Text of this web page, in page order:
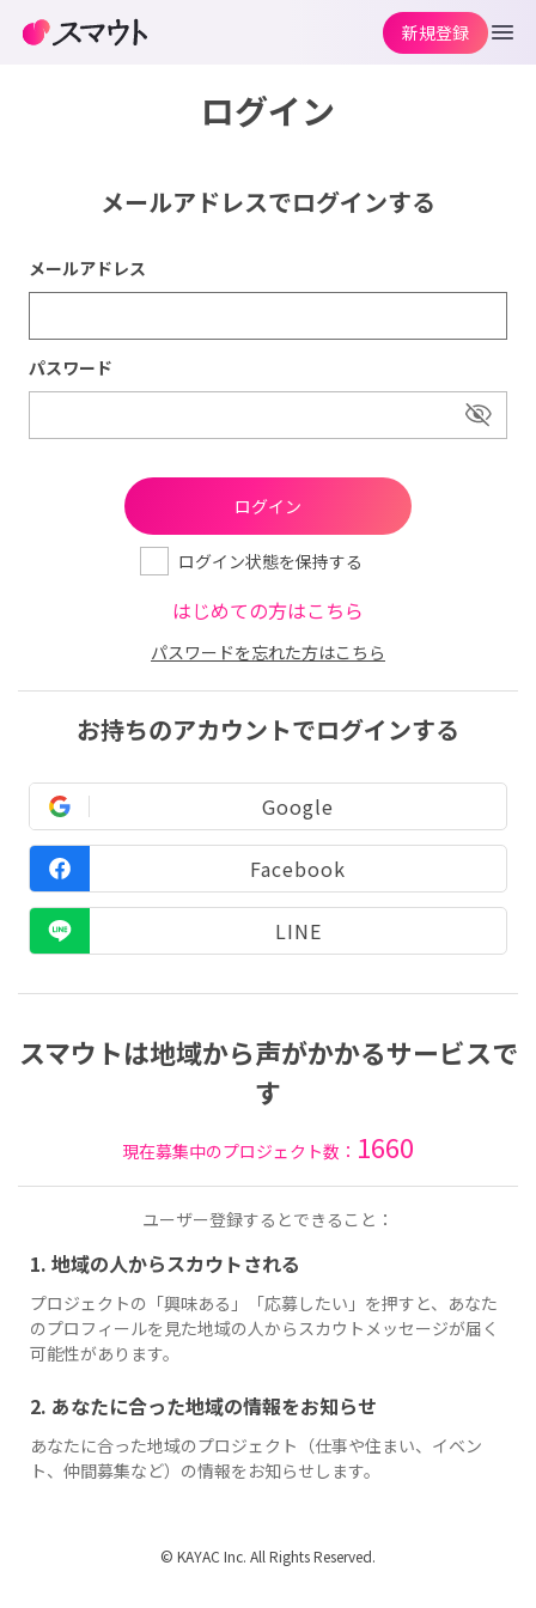
ログイン
メールアドレスでログインする
メールアドレス
パスワード
ログイン状態を保持する
はじめての方はこちら
パスワードを忘れた方はこちら
お持ちのアカウントでログインする
Google
Facebook
LINE
スマウトは地域から声がかかるサービスで
す
現在募集中のプロジェクト数： 1660
ユーザー登録するとできること：
1. 地域の人からスカウトされる
プロジェクトの「興味ある」「応募したい」を押すと、あなた
のプロフィールを見た地域の人からスカウトメッセージが届く
可能性があります。
2. あなたに合った地域の情報をお知らせ
あなたに合った地域のプロジェクト（仕事や住まい、イベン
ト、仲間募集など）の情報をお知らせします。
新規登録
© KAYAC Inc. All Rights Reserved.